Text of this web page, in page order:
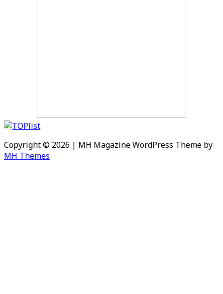
Copyright © 2026 | MH Magazine WordPress Theme by
MH Themes